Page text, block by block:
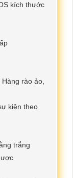
kích thước
rào ảo,
kiện theo
trắng